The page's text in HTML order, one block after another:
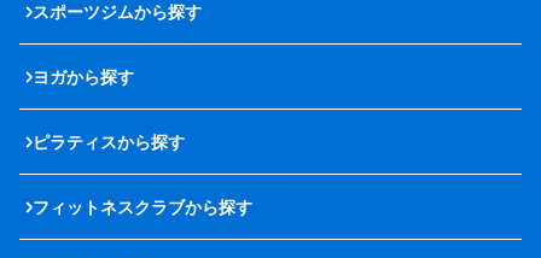
スポーツジムから探す
ヨガから探す
ピラティスから探す
フィットネスクラブから探す